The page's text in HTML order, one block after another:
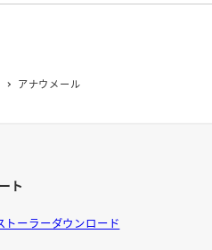
アナウメール
ト
トーラーダウンロード